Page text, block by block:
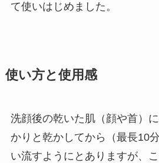
て使いはじめました。
使い方と使用感
洗顔後の乾いた肌（顔や首）
かりと乾かしてから（最長10
い流すようにとありますが、